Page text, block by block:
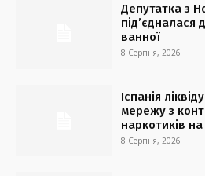
Депутатка з
під’єдналася
ванної
8 Серпня, 2026
Іспанія
мережу з
наркотиків
8 Серпня, 2026